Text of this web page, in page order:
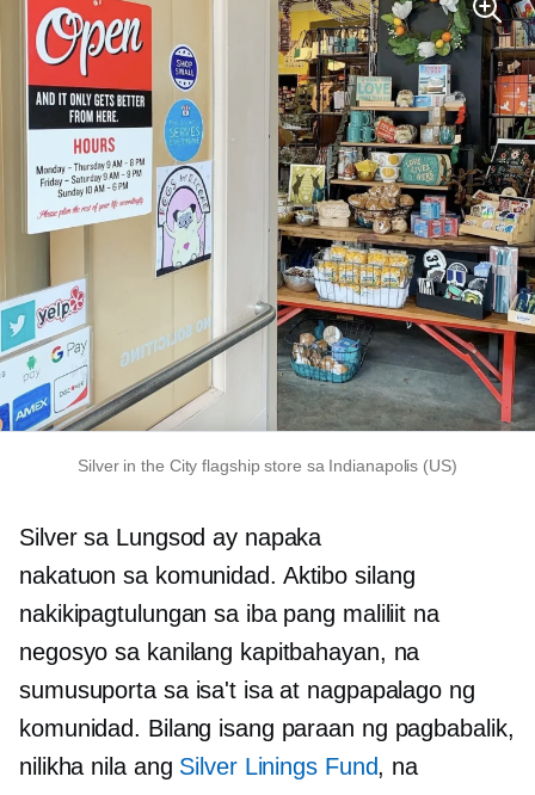
Silver in the City flagship store sa Indianapolis (US)
Silver sa Lungsod ay napaka
nakatuon sa komunidad. Aktibo silang
nakikipagtulungan sa iba pang maliliit na
negosyo sa kanilang kapitbahayan, na
sumusuporta sa isa't isa at nagpapalago ng
komunidad. Bilang isang paraan ng pagbabalik,
nilikha nila ang Silver Linings Fund, na